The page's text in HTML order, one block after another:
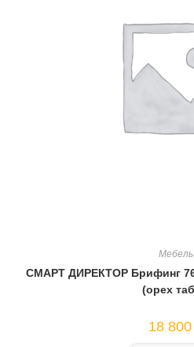
Мебель
СМАРТ ДИРЕКТОР Брифинг
(орех
18 800